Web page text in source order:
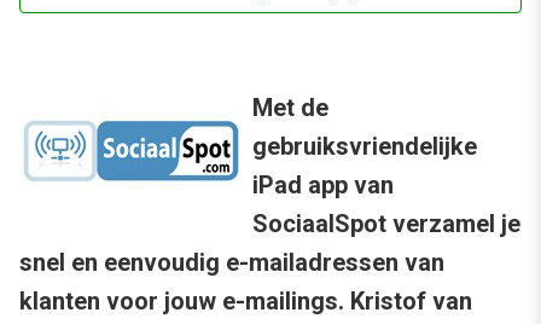
Met de
gebruiksvriendelijke
iPad app van
SociaalSpot verzamel je
snel en eenvoudig e-mailadressen van
klanten voor jouw e-mailings. Kristof van